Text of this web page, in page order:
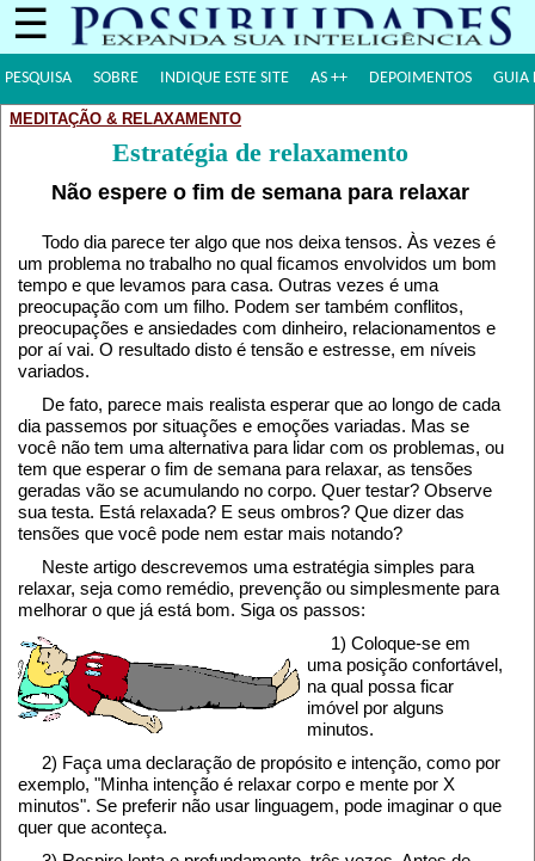
☰
PESQUISA SOBRE INDIQUE ESTE SITE AS ++ DEPOIMENTOS GUIA
MEDITAÇÃO & RELAXAMENTO
Estratégia de relaxamento
Não espere o fim de semana para relaxar
Todo dia parece ter algo que nos deixa tensos. Às vezes é
um problema no trabalho no qual ficamos envolvidos um bom
tempo e que levamos para casa. Outras vezes é uma
preocupação com um filho. Podem ser também conflitos,
preocupações e ansiedades com dinheiro, relacionamentos e
por aí vai. O resultado disto é tensão e estresse, em níveis
variados.
De fato, parece mais realista esperar que ao longo de cada
dia passemos por situações e emoções variadas. Mas se
você não tem uma alternativa para lidar com os problemas, ou
tem que esperar o fim de semana para relaxar, as tensões
geradas vão se acumulando no corpo. Quer testar? Observe
sua testa. Está relaxada? E seus ombros? Que dizer das
tensões que você pode nem estar mais notando?
Neste artigo descrevemos uma estratégia simples para
relaxar, seja como remédio, prevenção ou simplesmente para
melhorar o que já está bom. Siga os passos:
1) Coloque-se em
uma posição confortável,
na qual possa ficar
imóvel por alguns
minutos.
2) Faça uma declaração de propósito e intenção, como por
exemplo, "Minha intenção é relaxar corpo e mente por X
minutos". Se preferir não usar linguagem, pode imaginar o que
quer que aconteça.